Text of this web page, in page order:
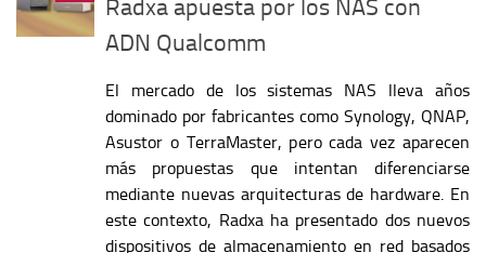
Radxa apuesta por los NAS con
ADN Qualcomm
El mercado de los sistemas NAS lleva años
dominado por fabricantes como Synology, QNAP,
Asustor o TerraMaster, pero cada vez aparecen
más propuestas que intentan diferenciarse
mediante nuevas arquitecturas de hardware. En
este contexto, Radxa ha presentado dos nuevos
dispositivos de almacenamiento en red basados